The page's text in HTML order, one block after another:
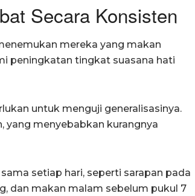
Secara Konsisten
mereka yang makan
peningkatan tingkat suasana hati
untuk menguji generalisasinya.
yang menyebabkan kurangnya
setiap hari, seperti sarapan pada
dan makan malam sebelum pukul 7